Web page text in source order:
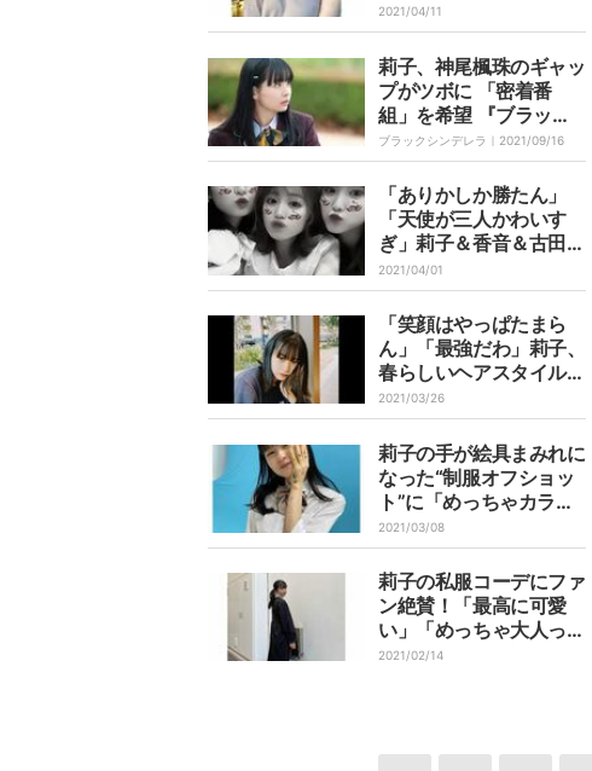
る!!」とファン悶絶
2021/04/11
莉子、神尾楓珠のギャッ
プがツボに 「密着番
組」を希望 『ブラック
シンデレラ』インタビュ
ー
ブラックシンデレラ｜ 2021/09/16
「ありかしか勝たん」
「天使が三人かわいす
ぎ」莉子＆香音＆古田愛
理の3ショットにファン
絶賛
2021/04/01
「笑顔はやっぱたまら
ん」「最強だわ」莉子、
春らしいヘアスタイルで
満面の笑みを披露 ファ
ン称賛の声
2021/03/26
莉子の手が絵具まみれに
なった“制服オフショッ
ト”に「めっちゃカラフ
ル！」「目の保養でしか
ない」と称賛の声
2021/03/08
莉子の私服コーデにファ
ン絶賛！「最高に可愛
い」「めっちゃ大人っぽ
い」の声
2021/02/14